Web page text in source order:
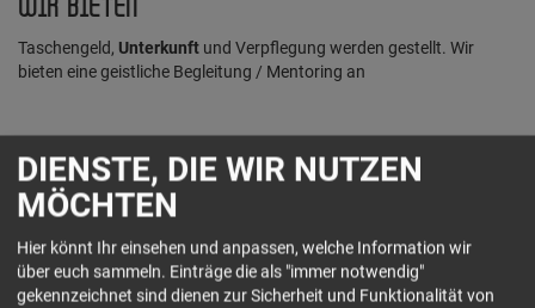
WIR BIETEN
Taschengeld, Unterkunft und Verpflegung werden gestellt. Wir
bieten eine geistliche Begleitung / Mentoring an
DEIN KONTAKT
Ranstädter Str. 20
63667 Nidda
Tel.: 06043 9849210
DIENSTE, DIE WIR NUTZEN
MÖCHTEN
Hier könnt Ihr einsehen und anpassen, welche Information wir
über euch sammeln. Einträge die als "immer notwendig"
gekennzeichnet sind dienen zur Sicherheit und Funktionalität von